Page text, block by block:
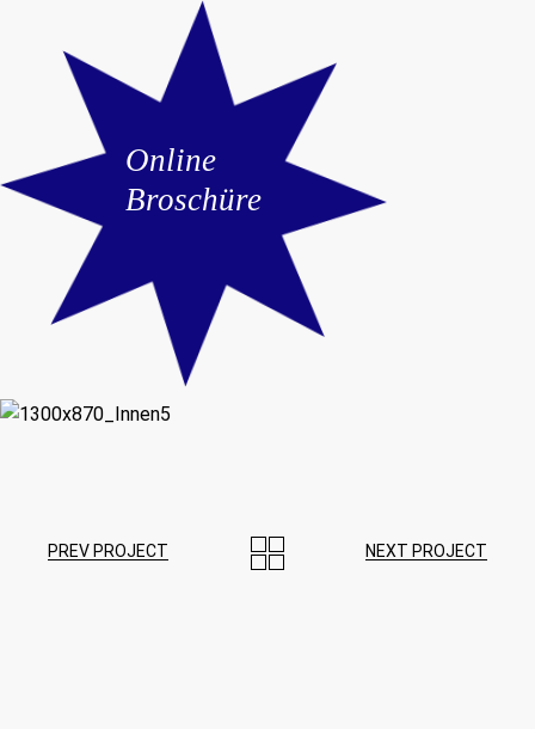
Online
Broschüre
PREV PROJECT NEXT PROJECT